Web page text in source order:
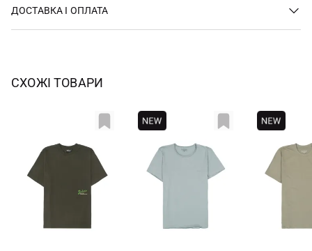
ДОСТАВКА І ОПЛАТА
СХОЖІ ТОВАРИ